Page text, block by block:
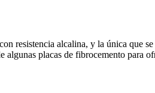
resistencia alcalina, y la única que
algunas placas de fibrocemento para